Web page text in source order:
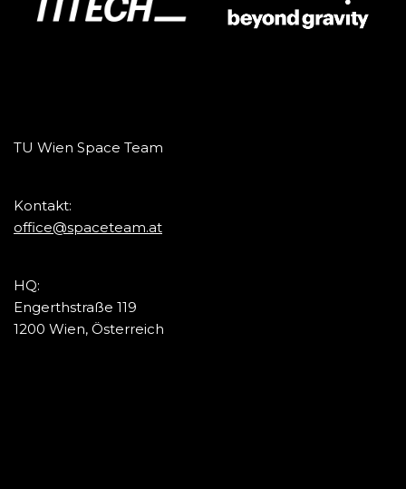
TU Wien Space Team
Kontakt:
office@spaceteam.at
HQ:
Engerthstraße 119
1200 Wien, Österreich